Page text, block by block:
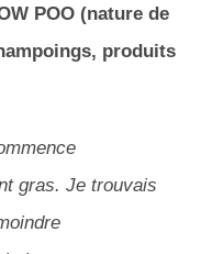
POO (nature de
produits
gras. Je trouvais